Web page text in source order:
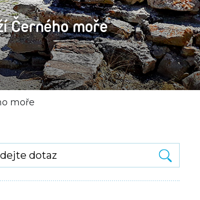
Černého moře
moře